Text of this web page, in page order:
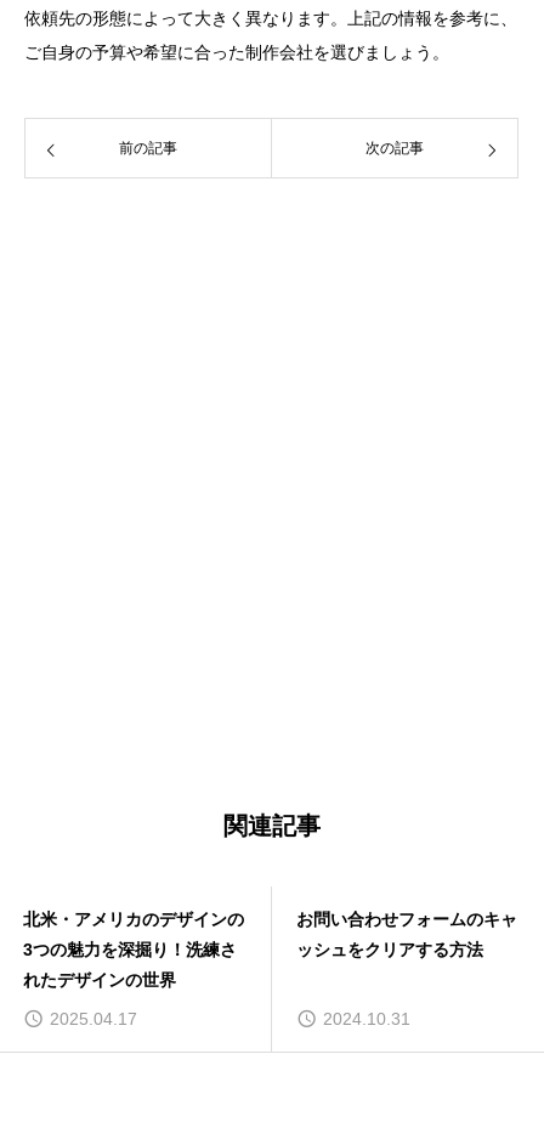
依頼先の形態によって大きく異なります。上記の情報を参考に、
ご自身の予算や希望に合った制作会社を選びましょう。
前の記事 次の記事
関連記事
北米・アメリカのデザインの
3つの魅力を深掘り！洗練さ
れたデザインの世界
2025.04.17
お問い合わせフォームのキャ
ッシュをクリアする方法
2024.10.31